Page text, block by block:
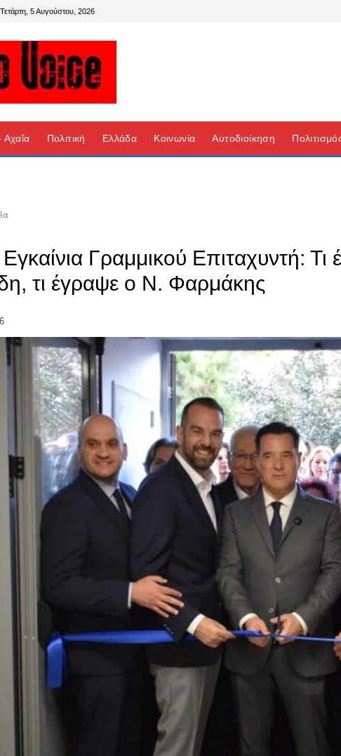
Τετάρτη, 5 Αυγούστου, 2026
Αχαΐα Πολιτική Ελλάδα Κοινωνία Αυτοδιοίκηση
Γραμμικού Επιταχυντή: Τι
τι έγραψε ο Ν. Φαρμάκης